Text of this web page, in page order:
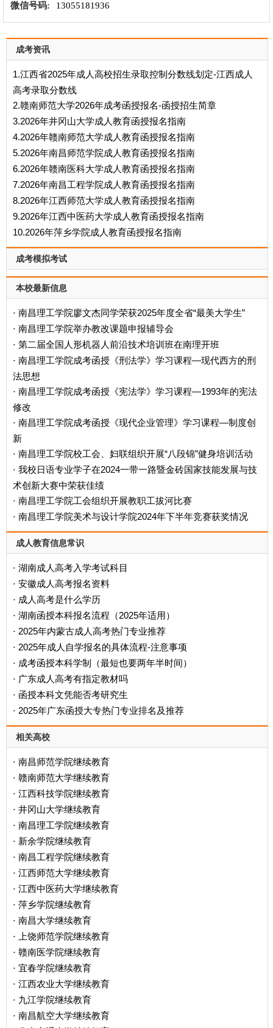
微信号码:
13055181936
成考资讯
1.江西省2025年成人高校招生录取控制分数线划定-江西成人
高考录取分数线
2.赣南师范大学2026年成考函授报名-函授招生简章
3.2026年井冈山大学成人教育函授报名指南
4.2026年赣南师范大学成人教育函授报名指南
5.2026年南昌师范学院成人教育函授报名指南
6.2026年赣南医科大学成人教育函授报名指南
7.2026年南昌工程学院成人教育函授报名指南
8.2026年江西师范大学成人教育函授报名指南
9.2026年江西中医药大学成人教育函授报名指南
10.2026年萍乡学院成人教育函授报名指南
成考模拟考试
本校最新信息
· 南昌理工学院廖文杰同学荣获2025年度全省“最美大学生”
· 南昌理工学院举办教改课题申报辅导会
· 第二届全国人形机器人前沿技术培训班在南理开班
· 南昌理工学院成考函授《刑法学》学习课程—现代西方的刑
法思想
· 南昌理工学院成考函授《宪法学》学习课程—1993年的宪法
修改
· 南昌理工学院成考函授《现代企业管理》学习课程—制度创
新
· 南昌理工学院校工会、妇联组织开展“八段锦”健身培训活动
· 我校日语专业学子在2024一带一路暨金砖国家技能发展与技
术创新大赛中荣获佳绩
· 南昌理工学院工会组织开展教职工拔河比赛
· 南昌理工学院美术与设计学院2024年下半年竞赛获奖情况
成人教育信息常识
· 湖南成人高考入学考试科目
· 安徽成人高考报名资料
· 成人高考是什么学历
· ‌湖南函授本科报名流程（2025年适用）‌
· 2025年内蒙古成人高考热门专业推荐
· 2025年成人自学报名的具体流程-注意事项
· 成考函授本科学制（最短也要两年半时间）
· 广东成人高考有指定教材吗
· 函授本科文凭能否考研究生
· 2025年广东函授大专热门专业排名及推荐
相关高校
· 南昌师范学院继续教育
· 赣南师范大学继续教育
· 江西科技学院继续教育
· 井冈山大学继续教育
· 南昌理工学院继续教育
· 新余学院继续教育
· 南昌工程学院继续教育
· 江西师范大学继续教育
· 江西中医药大学继续教育
· 萍乡学院继续教育
· 南昌大学继续教育
· 上饶师范学院继续教育
· 赣南医学院继续教育
· 宜春学院继续教育
· 江西农业大学继续教育
· 九江学院继续教育
· 南昌航空大学继续教育